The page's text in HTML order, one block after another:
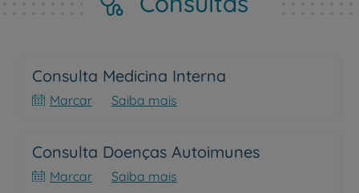
Consulta Medicina Interna
Marcar Saiba mais
Consulta Doenças Autoimunes
Marcar Saiba mais